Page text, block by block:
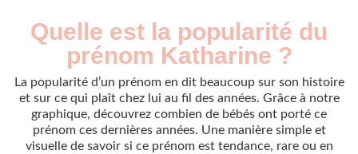
Quelle est la popularité du
prénom Katharine ?
La popularité d’un prénom en dit beaucoup sur son histoire
et sur ce qui plaît chez lui au fil des années. Grâce à notre
graphique, découvrez combien de bébés ont porté ce
prénom ces dernières années. Une manière simple et
visuelle de savoir si ce prénom est tendance, rare ou en
Popularité du
prénom Katharine
par année
Année
Nouveaux-
nés
1971
3